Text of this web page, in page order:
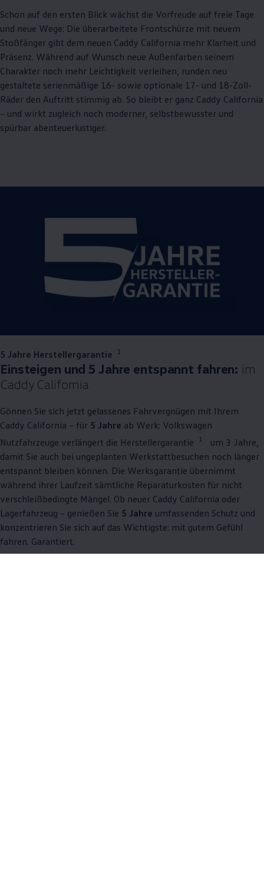
Schon auf den ersten Blick wächst die Vorfreude auf freie Tage
und neue Wege: Die überarbeitete Frontschürze mit neuem
Stoßfänger gibt dem neuen Caddy California mehr Klarheit und
Präsenz. Während auf Wunsch neue Außenfarben seinem
Charakter noch mehr Leichtigkeit verleihen, runden neu
gestaltete serienmäßige 16- sowie optionale 17- und 18-Zoll-
Räder den Auftritt stimmig ab. So bleibt er ganz Caddy California
– und wirkt zugleich noch moderner, selbstbewusster und
spürbar abenteuerlustiger.
5 Jahre Herstellergarantie 1
Einsteigen und 5 Jahre entspannt fahren: im
Caddy California
Gönnen Sie sich jetzt gelassenes Fahrvergnügen mit Ihrem
Caddy California – für 5 Jahre ab Werk: Volkswagen
Nutzfahrzeuge verlängert die Herstellergarantie 1
um 3 Jahre,
damit Sie auch bei ungeplanten Werkstattbesuchen noch länger
entspannt bleiben können. Die Werksgarantie übernimmt
während ihrer Laufzeit sämtliche Reparaturkosten für nicht
verschleißbedingte Mängel. Ob neuer Caddy California oder
Lagerfahrzeug – genießen Sie 5 Jahre umfassenden Schutz und
konzentrieren Sie sich auf das Wichtigste: mit gutem Gefühl
fahren. Garantiert.